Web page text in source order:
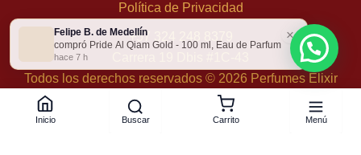
Política de Privacidad
+57 324 248 8379
Todos los derechos reservados © 2026 Perfumes Elixir
Inicio Buscar Carrito Menú
Felipe B. de Medellín
compró Pride Al Qiam Gold - 100 ml, Eau de Parfum
hace 7 h
×